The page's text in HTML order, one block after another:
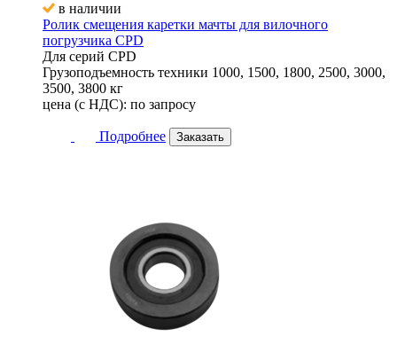
в наличии
Ролик смещения каретки мачты для вилочного
погрузчика CPD
Для серий CPD
Грузоподъемность техники 1000, 1500, 1800, 2500, 3000,
3500, 3800 кг
цена (с НДС): по запросу
Подробнее Заказать